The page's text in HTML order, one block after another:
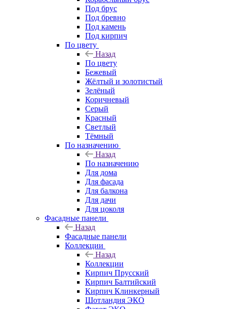
Под брус
Под бревно
Под камень
Под кирпич
По цвету
Назад
По цвету
Бежевый
Жёлтый и золотистый
Зелёный
Коричневый
Серый
Красный
Светлый
Тёмный
По назначению
Назад
По назначению
Для дома
Для фасада
Для балкона
Для дачи
Для цоколя
Фасадные панели
Назад
Фасадные панели
Коллекции
Назад
Коллекции
Кирпич Прусский
Кирпич Балтийский
Кирпич Клинкерный
Шотландия ЭКО